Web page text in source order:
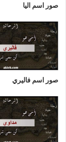
صور اسم اليا
صور اسم فاليري